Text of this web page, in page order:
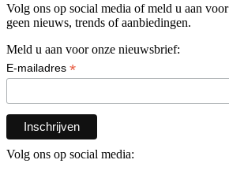
Volg ons op social media of meld u aan
geen nieuws, trends of aanbiedingen.
Meld u aan voor onze nieuwsbrief:
E-mailadres *
Volg ons op social media: